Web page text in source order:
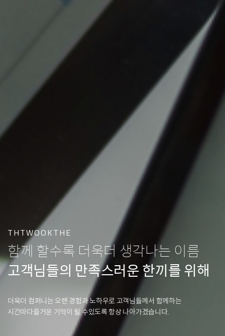
THTWOOKTHE
함께 할수록 더욱더 생각나는 이름
고객님들의 만족스러운 한끼를 위해
더욱더 컴퍼니는 오랜 경험과 노하우로 고객님들께서 함께하는
시간마다즐거운 기억이 될 수있도록 항상 나아가겠습니다.